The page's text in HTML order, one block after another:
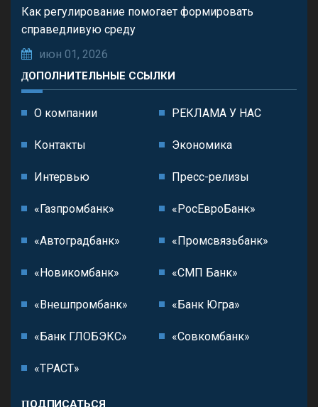
Как регулирование помогает формировать
справедливую среду
июн 01, 2026
ДОПОЛНИТЕЛЬНЫЕ ССЫЛКИ
О компании РЕКЛАМА У НАС
Контакты Экономика
Интервью Пресс-релизы
«Газпромбанк» «РосЕвроБанк»
«Автоградбанк» «Промсвязьбанк»
«Новикомбанк» «СМП Банк»
«Внешпромбанк» «Банк Югра»
«Банк ГЛОБЭКС» «Совкомбанк»
«ТРАСТ»
ПОДПИСАТЬСЯ